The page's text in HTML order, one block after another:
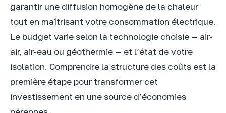
garantir une diffusion homogène de la chaleur
tout en maîtrisant votre consommation électrique.
Le budget varie selon la technologie choisie — air-
air, air-eau ou géothermie — et l’état de votre
isolation. Comprendre la structure des coûts est la
première étape pour transformer cet
investissement en une source d’économies